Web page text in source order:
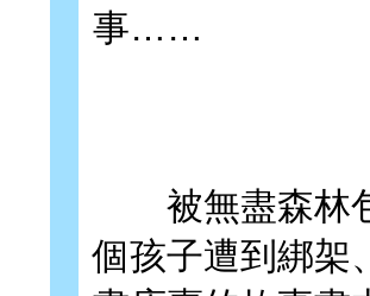
事……
被無盡森林包
個孩子遭到綁架